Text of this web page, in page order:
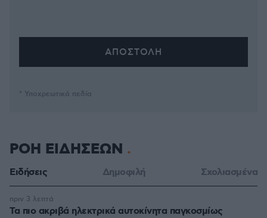
* Υποχρεωτικά πεδία
ΡΟΗ ΕΙΔΗΣΕΩΝ
Ειδήσεις Δημοφιλή Σχολιασμένα
Τα πιο ακριβά ηλεκτρικά αυτοκίνητα παγκοσμίως
πριν 3 λεπτά